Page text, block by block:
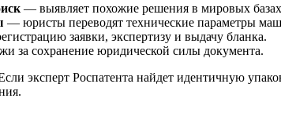
— выявляет похожие решения в мировых
— юристы переводят технические параметры
заявки, экспертизу и выдачу бланка.
за сохранение юридической силы документа.
эксперт Роспатента найдет идентичную